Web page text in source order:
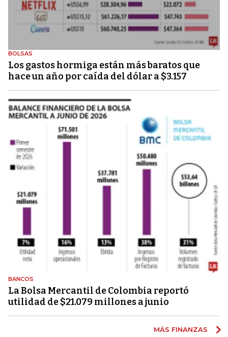
BOLSAS
Los gastos hormiga están más baratos que
hace un año por caída del dólar a $3.157
BANCOS
La Bolsa Mercantil de Colombia reportó
utilidad de $21.079 millones a junio
MÁS FINANZAS